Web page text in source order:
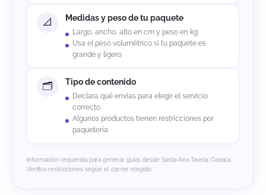
Medidas y peso de tu paquete
Largo, ancho, alto en cm y peso en kg
Usa el peso volumétrico si tu paquete es
grande y ligero
Tipo de contenido
Declara qué envías para elegir el servicio
correcto
Algunos productos tienen restricciones por
paquetería
Información requerida para generar guías desde Santa Ana Tavela, Oaxaca.
Verifica restricciones según el carrier elegido.